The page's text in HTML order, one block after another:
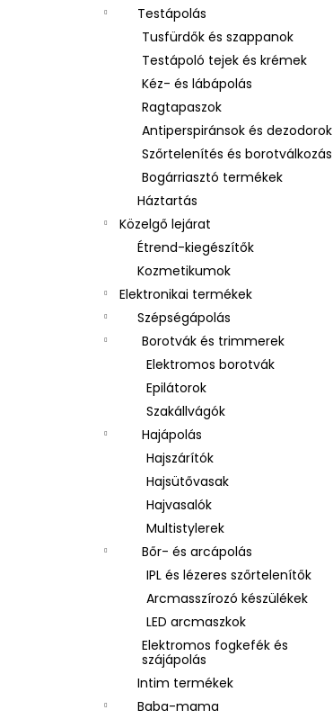
Testápolás
Tusfürdők és szappanok
Testápoló tejek és krémek
Kéz- és lábápolás
Ragtapaszok
Antiperspiránsok és dezodorok
Szőrtelenítés és borotválkozás
Bogárriasztó termékek
Háztartás
Közelgő lejárat
Étrend-kiegészítők
Kozmetikumok
Elektronikai termékek
Szépségápolás
Borotvák és trimmerek
Elektromos borotvák
Epilátorok
Szakállvágók
Hajápolás
Hajszárítók
Hajsütővasak
Hajvasalók
Multistylerek
Bőr- és arcápolás
IPL és lézeres szőrtelenítők
Arcmasszírozó készülékek
LED arcmaszkok
Elektromos fogkefék és
szájápolás
Intim termékek
Baba-mama